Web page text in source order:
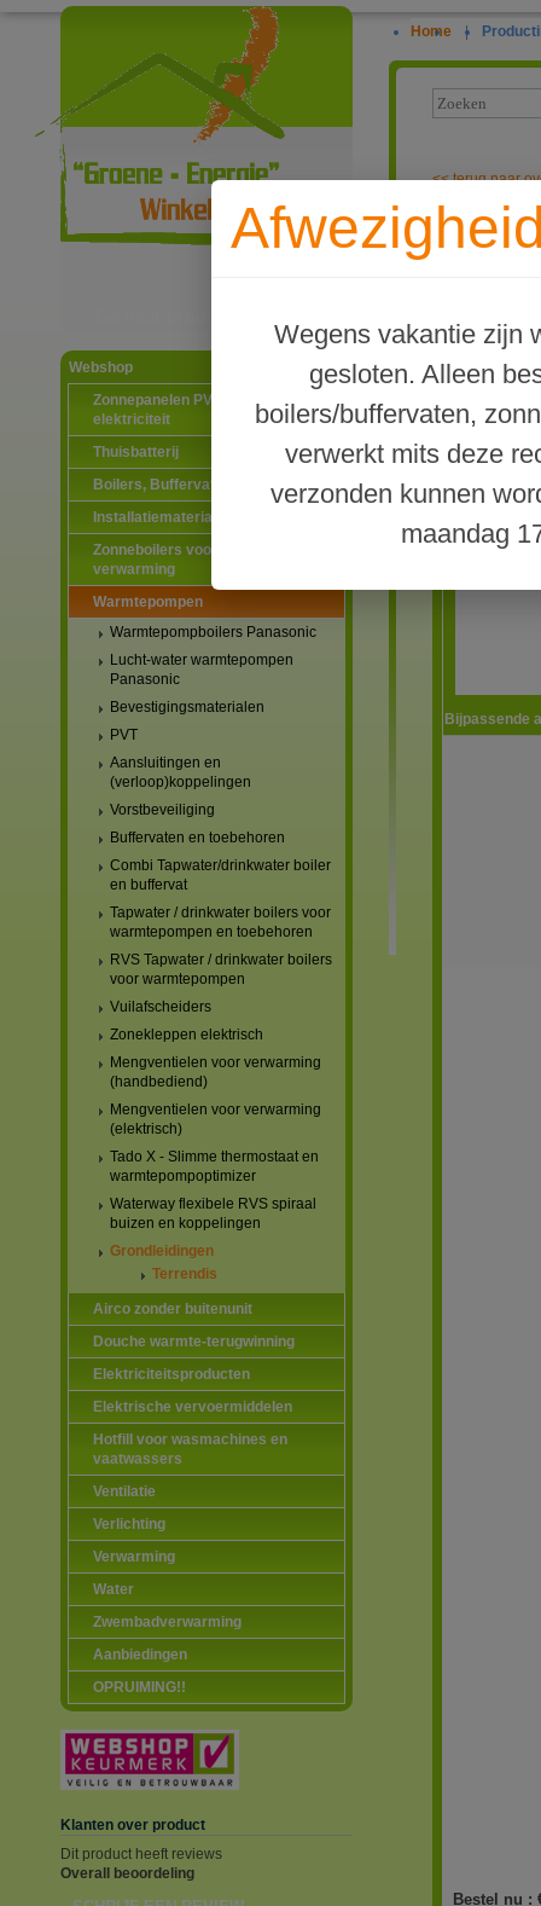
Webshop
Zonnepanelen PV-systemen
elektriciteit
Thuisbatterij
Boilers, Buffervaten en toebehoren
Installatiematerialen
Zonneboilers voor warmtapwater en
verwarming
Warmtepompen
Warmtepompboilers Panasonic
Lucht-water warmtepompen
Panasonic
Bevestigingsmaterialen
PVT
Aansluitingen en
(verloop)koppelingen
Vorstbeveiliging
Buffervaten en toebehoren
Combi Tapwater/drinkwater boiler
en buffervat
Tapwater / drinkwater boilers voor
warmtepompen en toebehoren
RVS Tapwater / drinkwater boilers
voor warmtepompen
Vuilafscheiders
Zonekleppen elektrisch
Mengventielen voor verwarming
(handbediend)
Mengventielen voor verwarming
(elektrisch)
Tado X - Slimme thermostaat en
warmtepompoptimizer
Waterway flexibele RVS spiraal
buizen en koppelingen
Grondleidingen
Terrendis
Airco zonder buitenunit
Douche warmte-terugwinning
Elektriciteitsproducten
Elektrische vervoermiddelen
Hotfill voor wasmachines en
vaatwassers
Ventilatie
Verlichting
Verwarming
Water
Zwembadverwarming
Aanbiedingen
OPRUIMING!!
Klanten over product
Dit product heeft reviews
Overall beoordeling
Home |
Wegens vakantie zijn
gesloten. Alleen
boilers/buffervaten,
verwerkt mits deze
verzonden kunnen
maandag
<<terug naar
Terrendis
Bestel nu :
Bijpassende